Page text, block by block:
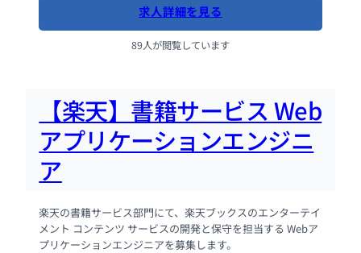
求人詳細を見る
89人が閲覧しています
【楽天】書籍サービス Web
アプリケーションエンジニ
ア
楽天の書籍サービス部門にて、楽天ブックスのエンターテイ
メント コンテンツ サービスの開発と保守を担当する Webア
プリケーションエンジニアを募集します。